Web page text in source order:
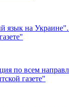
язык на
по всем
газете"